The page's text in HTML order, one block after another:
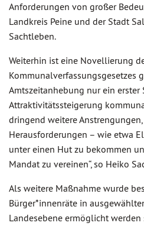
Anforderungen von großer
Landkreis Peine und der Stadt
Sachtleben.
Weiterhin ist eine Novellierung
Kommunalverfassungsgesetzes
Amtszeitanhebung nur ein erster
Attraktivitätssteigerung
dringend weitere
Herausforderungen – wie etwa
unter einen Hut zu bekommen
Mandat zu vereinen“, so Heiko
Als weitere Maßnahme wurde
Bürger*innenräte in
Landesebene ermöglicht werden